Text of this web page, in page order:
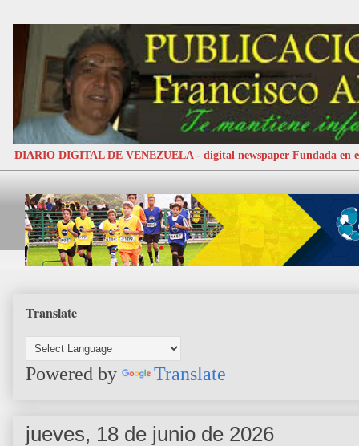
DIARIO DIGITAL DE VENEZUELA - digital newspaper Fundada en
Translate
Powered by Translate
jueves, 18 de junio de 2026